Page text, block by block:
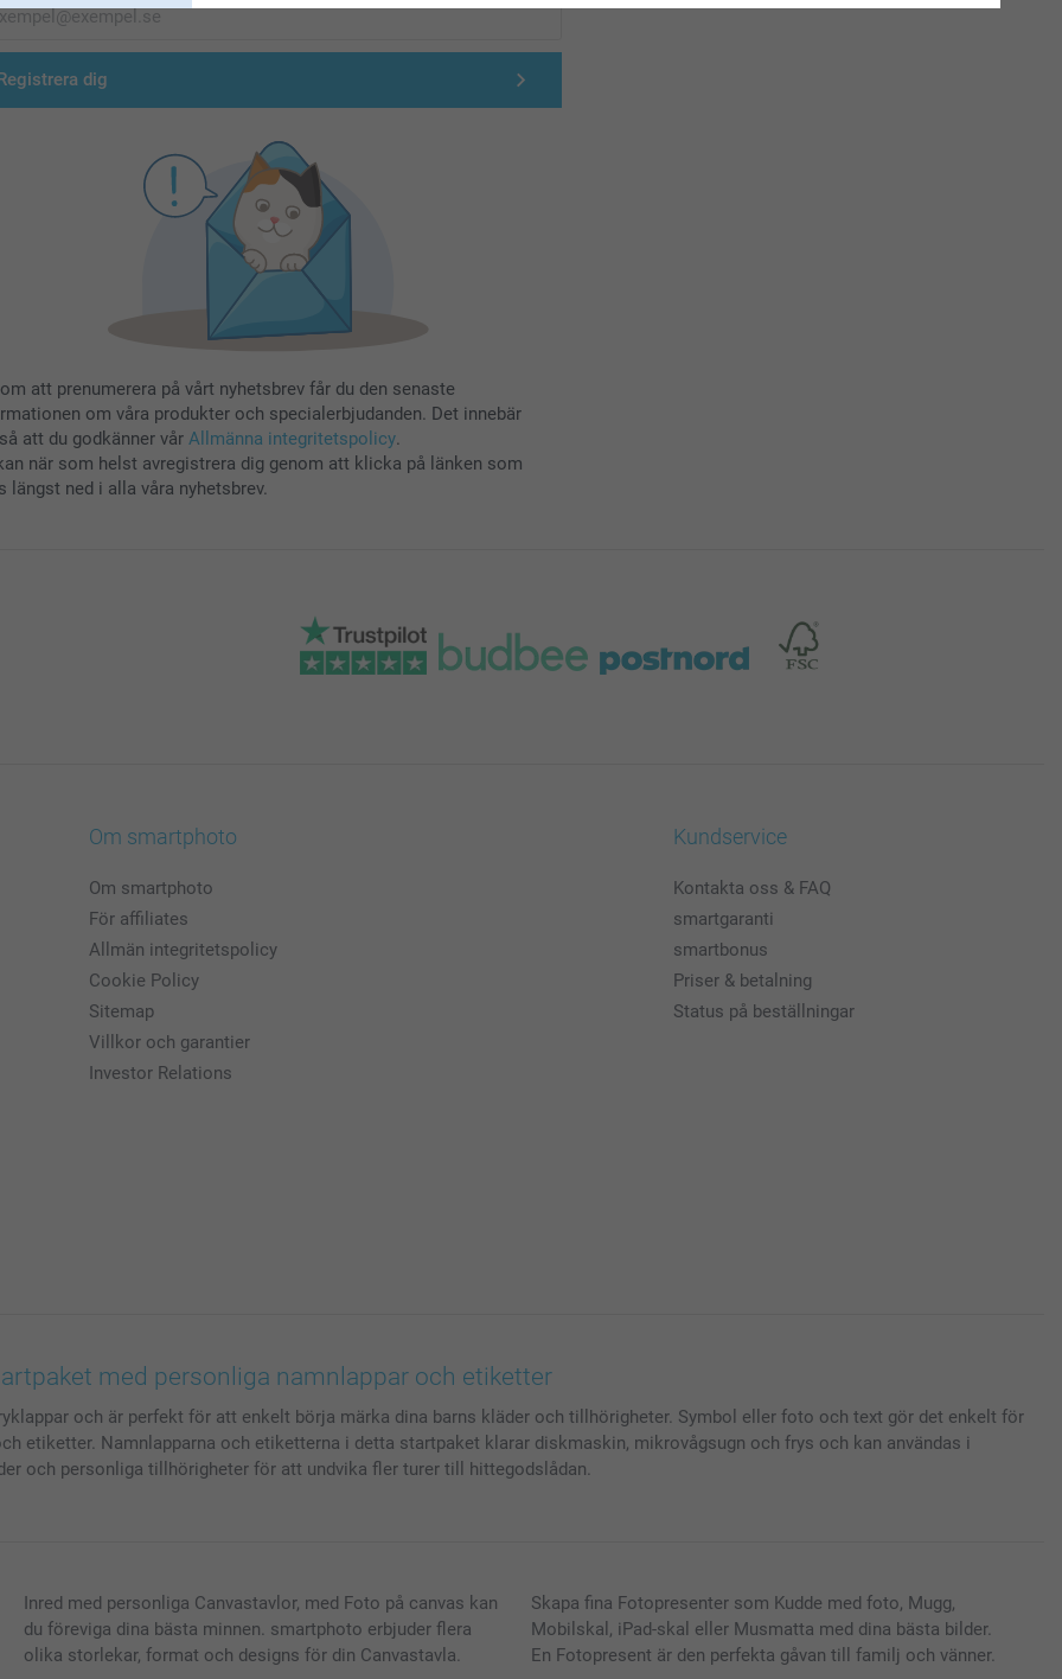
dig
att prenumerera på vårt nyhetsbrev får du den senaste
om våra produkter och specialerbjudanden. Det innebär
att du godkänner vår Allmänna integritetspolicy.
när som helst avregistrera dig genom att klicka på länken som
längst ned i alla våra nyhetsbrev.
Om smartphoto
Om smartphoto
För affiliates
Allmän integritetspolicy
Cookie Policy
Sitemap
Villkor och garantier
Investor Relations
Kundservice
Kontakta oss & FAQ
smartgaranti
smartbonus
Priser & betalning
Status på beställningar
med personliga namnlappar och etiketter
och är perfekt för att enkelt börja märka dina barns kläder och tillhörigheter. Symbol eller foto och text gör det enkelt för
etiketter. Namnlapparna och etiketterna i detta startpaket klarar diskmaskin, mikrovågsugn och frys och kan användas i
och personliga tillhörigheter för att undvika fler turer till hittegodslådan.
Inred med personliga Canvastavlor, med Foto på canvas kan
du föreviga dina bästa minnen. smartphoto erbjuder flera
olika storlekar, format och designs för din Canvastavla.
Skapa fina Fotopresenter som Kudde med foto, Mugg,
Mobilskal, iPad-skal eller Musmatta med dina bästa bilder.
En Fotopresent är den perfekta gåvan till familj och vänner.